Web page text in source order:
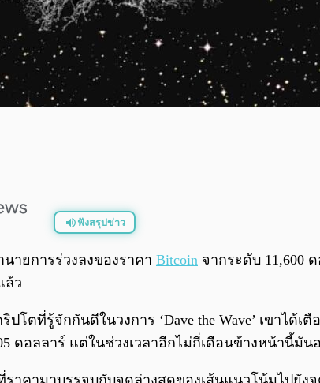
ฟังสรุปข่าว
ายการร่วงลงของราคา Bitcoin จากระดับ 11,600
ล้ว
โตที่รู้จักกันดีในวงการ ‘Dave the Wave’ เขาได้
ดอลลาร์ แต่ในช่วงเวลาอีกไม่กี่เดือนข้างหน้านี้มัน